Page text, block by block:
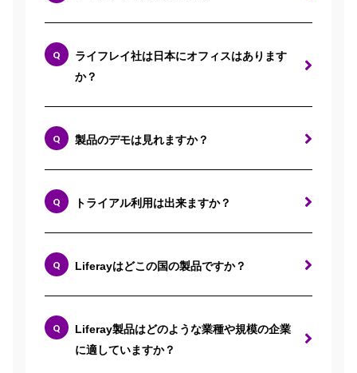
ライフレイ社は日本にオフィスはあります
か？
製品のデモは見れますか？
トライアル利用は出来ますか？
Liferayはどこの国の製品ですか？
Liferay製品はどのような業種や規模の企業
に適していますか？